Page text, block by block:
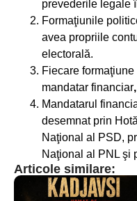
prevederile legale
Formaţiunile
avea propriile
electorală.
Fiecare
mandatar financiar
Mandatarul
desemnat prin
Naţional al PSD,
Naţional al PNL şi
Articole similare: